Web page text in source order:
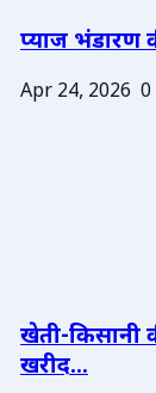
प्याज भंडारण
Apr 24, 2026 0
खेती-किसानी
खरीद...